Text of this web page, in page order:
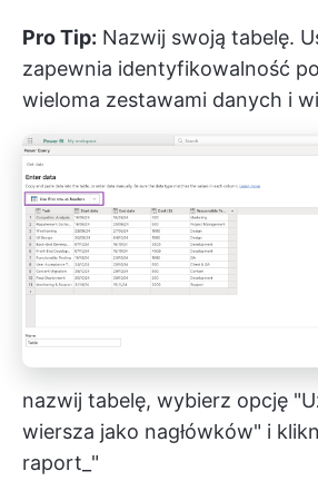
Pro Tip: Nazwij swoją tabelę.
zapewnia identyfikowalność
wieloma zestawami danych i
nazwij tabelę, wybierz opcję
wiersza jako nagłówków" i
raport_"